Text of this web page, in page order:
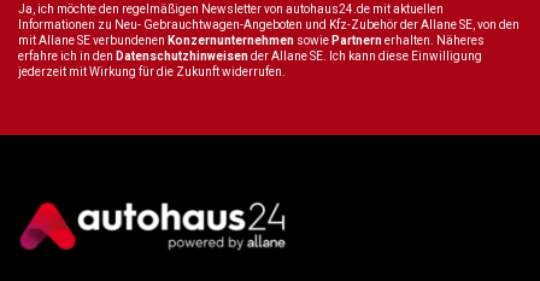
Ja, ich möchte den regelmäßigen Newsletter von autohaus24.de mit aktuellen
Informationen zu Neu- Gebrauchtwagen-Angeboten und Kfz-Zubehör der Allane SE, von den
mit Allane SE verbundenen Konzernunternehmen sowie Partnernerhalten. Näheres
erfahre ich in den Datenschutzhinweisender Allane SE. Ich kann diese Einwilligung
jederzeit mit Wirkung für die Zukunft widerrufen.